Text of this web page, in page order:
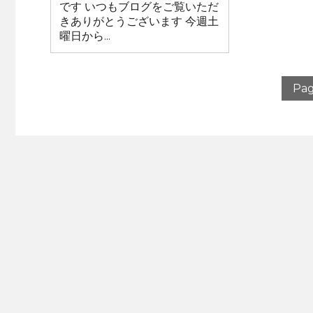
です いつもブログをご覧いただ
きありがとうございます 今週土
曜日から...